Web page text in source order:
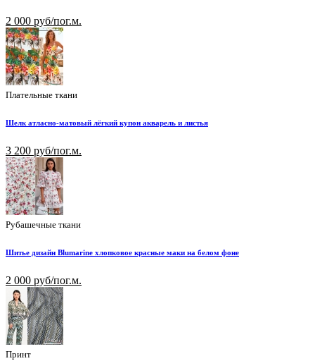
2 000 руб/пог.м.
Плательные ткани
Шелк атласно-матовый лёгкий купон акварель и листья
3 200 руб/пог.м.
Рубашечные ткани
Шитье дизайн Blumarine хлопковое красные маки на белом фоне
2 000 руб/пог.м.
Принт